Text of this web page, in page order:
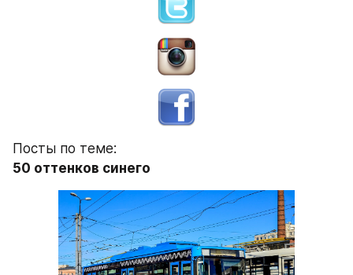
Посты по теме:
50 оттенков синего